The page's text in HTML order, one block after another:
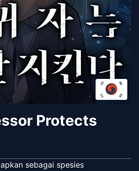
Protects
sebagai spesies